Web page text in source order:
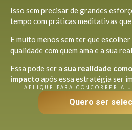
Isso sem precisar de grandes
tempo com práticas meditativas
E muito menos sem ter que
qualidade com quem ama e a sua
Essa pode ser a sua realidade
impactoapós essa estratégia ser
APLIQUE PARA CONCORRER A
Quero ser